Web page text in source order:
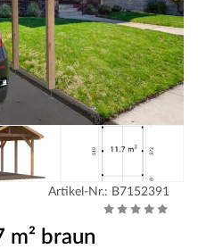
Artikel-Nr.: B7152391
braun